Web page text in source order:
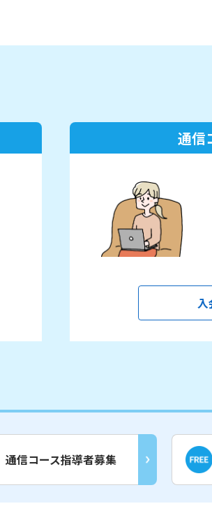
通信
入
通信コース指導者募集